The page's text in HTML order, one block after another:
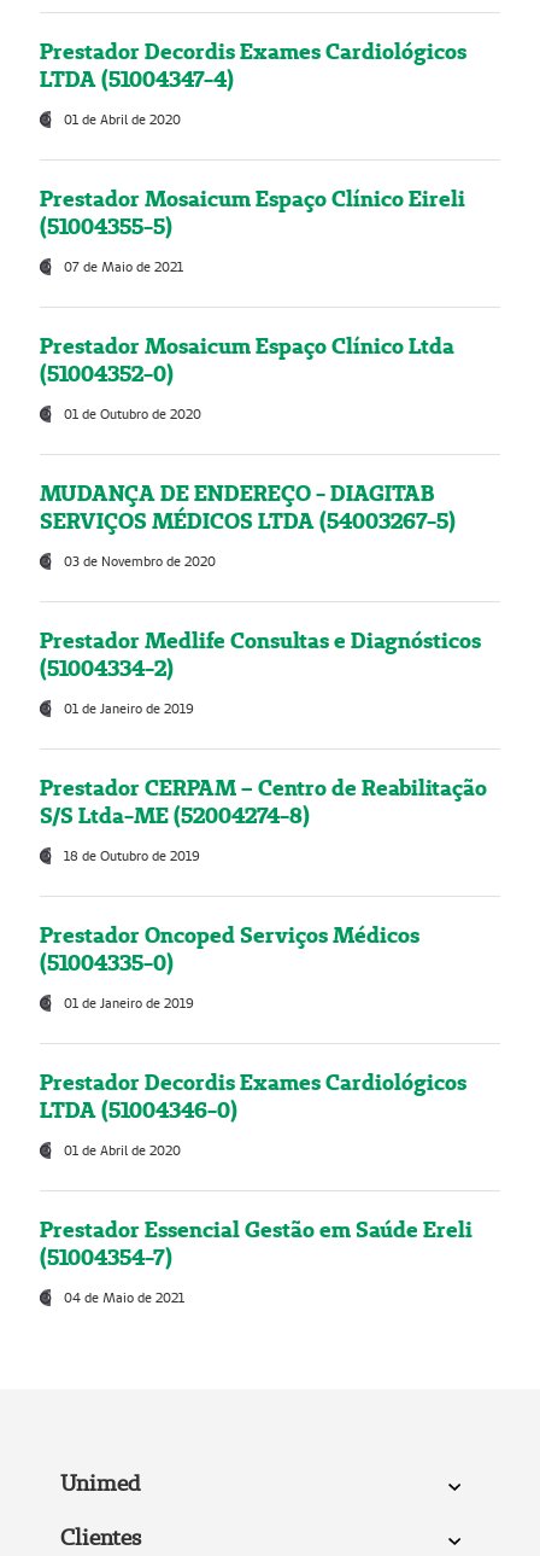
Prestador Decordis Exames Cardiológicos
LTDA (51004347-4)
01 de Abril de 2020
Prestador Mosaicum Espaço Clínico Eireli
(51004355-5)
07 de Maio de 2021
Prestador Mosaicum Espaço Clínico Ltda
(51004352-0)
01 de Outubro de 2020
MUDANÇA DE ENDEREÇO - DIAGITAB
SERVIÇOS MÉDICOS LTDA (54003267-5)
03 de Novembro de 2020
Prestador Medlife Consultas e Diagnósticos
(51004334-2)
01 de Janeiro de 2019
Prestador CERPAM – Centro de Reabilitação
S/S Ltda-ME (52004274-8)
18 de Outubro de 2019
Prestador Oncoped Serviços Médicos
(51004335-0)
01 de Janeiro de 2019
Prestador Decordis Exames Cardiológicos
LTDA (51004346-0)
01 de Abril de 2020
Prestador Essencial Gestão em Saúde Ereli
(51004354-7)
04 de Maio de 2021
Unimed
Clientes